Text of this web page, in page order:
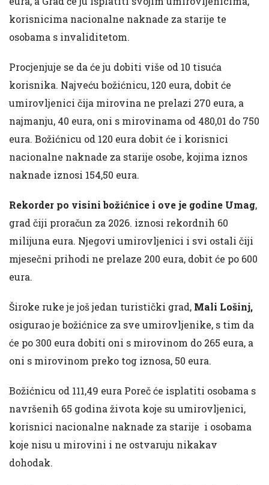
korisnicima nacionalne naknade za starije te
osobama s invaliditetom.
Procjenjuje se da će ju dobiti više od 10 tisuća
korisnika. Najveću božićnicu, 120 eura, dobit će
umirovljenici čija mirovina ne prelazi 270 eura, a
najmanju, 40 eura, oni s mirovinama od 480,01 do 750
eura. Božićnicu od 120 eura dobit će i korisnici
nacionalne naknade za starije osobe, kojima iznos
naknade iznosi 154,50 eura.
Rekorder po visini božićnice i ove je godine Umag,
grad čiji proračun za 2026. iznosi rekordnih 60
milijuna eura. Njegovi umirovljenici i svi ostali čiji
mjesečni prihodi ne prelaze 200 eura, dobit će po 600
eura.
Široke ruke je još jedan turistički grad, Mali Lošinj,
osigurao je božićnice za sve umirovljenike, s tim da
će po 300 eura dobiti oni s mirovinom do 265 eura, a
oni s mirovinom preko tog iznosa, 50 eura.
Božićnicu od 111,49 eura Poreč će isplatiti osobama s
navršenih 65 godina života koje su umirovljenici,
korisnici nacionalne naknade za starije i osobama
koje nisu u mirovini i ne ostvaruju nikakav
dohodak.